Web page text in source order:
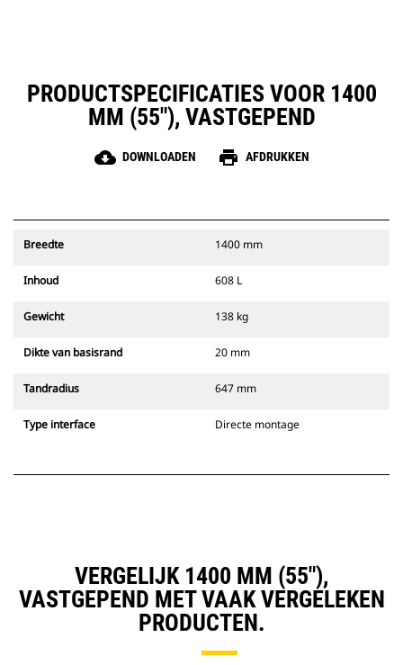
PRODUCTSPECIFICATIES VOOR 1400
MM (55"), VASTGEPEND
cloud_download DOWNLOADEN print AFDRUKKEN
Breedte 1400 mm
Inhoud 608 L
Gewicht 138 kg
Dikte van basisrand 20 mm
Tandradius 647 mm
Type interface Directe montage
VERGELIJK 1400 MM (55"),
VASTGEPEND MET VAAK VERGELEKEN
PRODUCTEN.